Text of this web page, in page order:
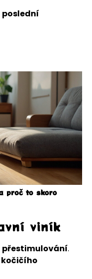
poslední
proč to skoro
viník
přestimulování.